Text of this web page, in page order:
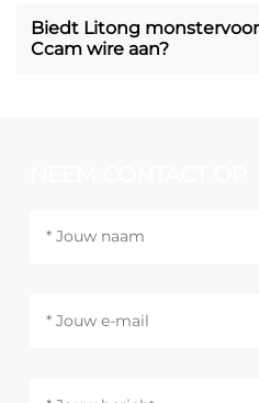
Biedt Litong
Ccam wire aan?